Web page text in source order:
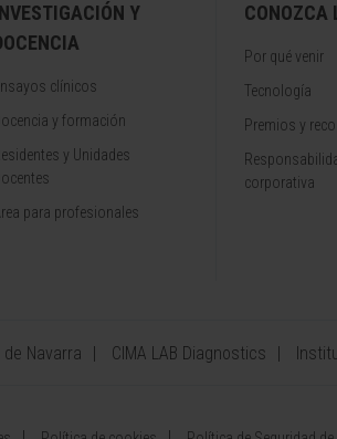
Y
clínicos
y formación
y Unidades
para profesionales
CONOZCA
Por qué venir
Tecnología
Premios y
corporativa
Navarra CIMA LAB Diagnostics